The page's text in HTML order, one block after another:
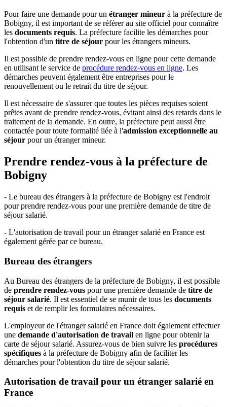
Pour faire une demande pour un étranger mineur à la préfecture de
Bobigny, il est important de se référer au site officiel pour connaître
les documents requis. La préfecture facilite les démarches pour
l'obtention d'un titre de séjour pour les étrangers mineurs.
Il est possible de prendre rendez-vous en ligne pour cette demande
en utilisant le service de procédure rendez-vous en ligne. Les
démarches peuvent également être entreprises pour le
renouvellement ou le retrait du titre de séjour.
Il est nécessaire de s'assurer que toutes les pièces requises soient
prêtes avant de prendre rendez-vous, évitant ainsi des retards dans le
traitement de la demande. En outre, la préfecture peut aussi être
contactée pour toute formalité liée à l'admission exceptionnelle au
séjour pour un étranger mineur.
Prendre rendez-vous à la préfecture de
Bobigny
- Le bureau des étrangers à la préfecture de Bobigny est l'endroit
pour prendre rendez-vous pour une première demande de titre de
séjour salarié.
- L'autorisation de travail pour un étranger salarié en France est
également gérée par ce bureau.
Bureau des étrangers
Au Bureau des étrangers de la préfecture de Bobigny, il est possible
de prendre rendez-vous pour une première demande de titre de
séjour salarié. Il est essentiel de se munir de tous les documents
requis et de remplir les formulaires nécessaires.
L'employeur de l'étranger salarié en France doit également effectuer
une demande d'autorisation de travail en ligne pour obtenir la
carte de séjour salarié. Assurez-vous de bien suivre les procédures
spécifiques à la préfecture de Bobigny afin de faciliter les
démarches pour l'obtention du titre de séjour salarié.
Autorisation de travail pour un étranger salarié en
France